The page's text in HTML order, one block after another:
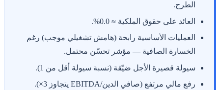
الطرح.
العائد على حقوق الملكية ≈ 0.0%.
العمليات الأساسية رابحة (هامش تشغيلي موجب) رغم
الخسارة الصافية — مؤشر تحسّن محتمل.
سيولة قصيرة الأجل ضيّقة (نسبة سيولة أقل من 1).
رفع مالي مرتفع (صافي الدين/EBITDA يتجاوز 3×).